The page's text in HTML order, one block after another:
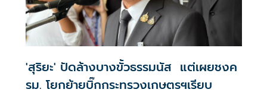
'สุริยะ' ปัดล้างบางขั้วธรรมนัส แต่เผยชงค
รม. โยกย้ายบิ๊กกระทรวงเกษตรฯเรียบ